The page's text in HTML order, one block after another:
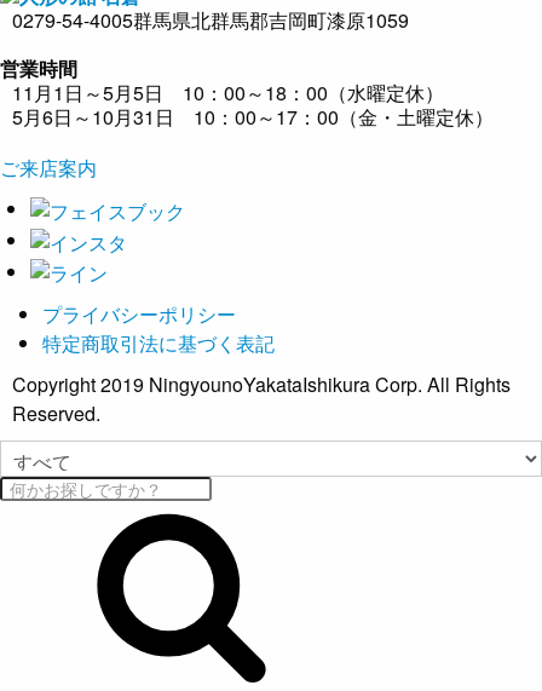
0279-54-4005群馬県北群馬郡吉岡町漆原1059
営業時間
11月1日～5月5日 10：00～18：00（水曜定休）
5月6日～10月31日 10：00～17：00（金・土曜定休）
ご来店案内
プライバシーポリシー
特定商取引法に基づく表記
Copyright 2019 NingyounoYakataIshikura Corp. All Rights
Reserved.